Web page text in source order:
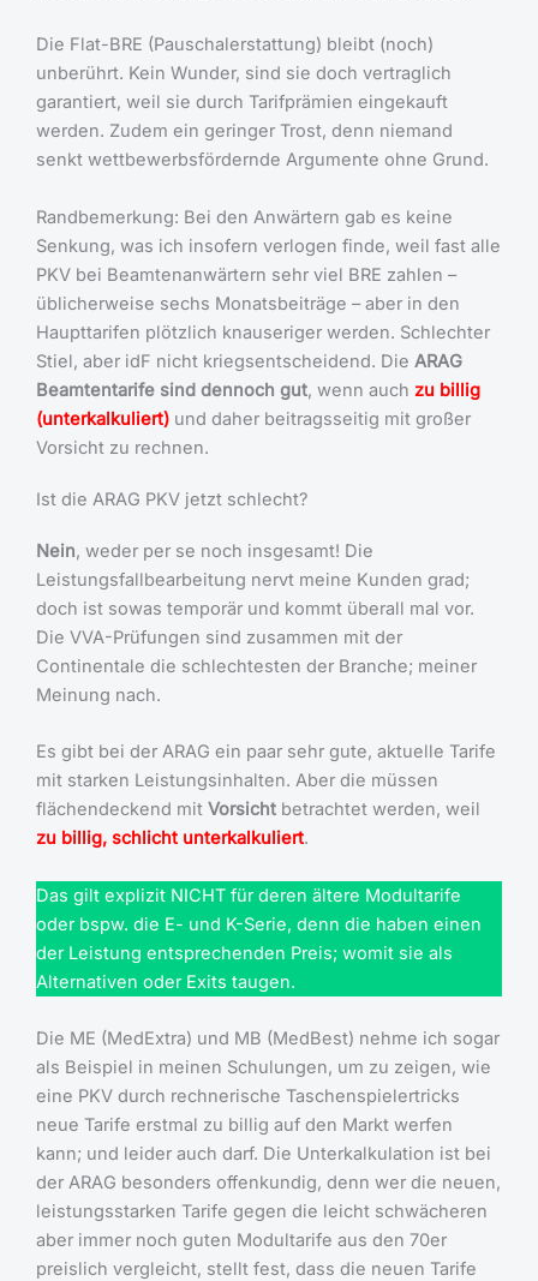
Die Flat-BRE (Pauschalerstattung) bleibt (noch)
unberührt. Kein Wunder, sind sie doch vertraglich
garantiert, weil sie durch Tarifprämien eingekauft
werden. Zudem ein geringer Trost, denn niemand
senkt wettbewerbsfördernde Argumente ohne Grund.
Randbemerkung: Bei den Anwärtern gab es keine
Senkung, was ich insofern verlogen finde, weil fast alle
PKV bei Beamtenanwärtern sehr viel BRE zahlen –
üblicherweise sechs Monatsbeiträge – aber in den
Haupttarifen plötzlich knauseriger werden. Schlechter
Stiel, aber idF nicht kriegsentscheidend. Die ARAG
Beamtentarife sind dennoch gut, wenn auch zu billig
(unterkalkuliert) und daher beitragsseitig mit großer
Vorsicht zu rechnen.
Ist die ARAG PKV jetzt schlecht?
Nein, weder per se noch insgesamt! Die
Leistungsfallbearbeitung nervt meine Kunden grad;
doch ist sowas temporär und kommt überall mal vor.
Die VVA-Prüfungen sind zusammen mit der
Continentale die schlechtesten der Branche; meiner
Meinung nach.
Es gibt bei der ARAG ein paar sehr gute, aktuelle Tarife
mit starken Leistungsinhalten. Aber die müssen
flächendeckend mit Vorsicht betrachtet werden, weil
zu billig, schlicht unterkalkuliert.
Das gilt explizit NICHT für deren ältere Modultarife
oder bspw. die E- und K-Serie, denn die haben einen
der Leistung entsprechenden Preis; womit sie als
Alternativen oder Exits taugen.
Die ME (MedExtra) und MB (MedBest) nehme ich sogar
als Beispiel in meinen Schulungen, um zu zeigen, wie
eine PKV durch rechnerische Taschenspielertricks
neue Tarife erstmal zu billig auf den Markt werfen
kann; und leider auch darf. Die Unterkalkulation ist bei
der ARAG besonders offenkundig, denn wer die neuen,
leistungsstarken Tarife gegen die leicht schwächeren
aber immer noch guten Modultarife aus den 70er
preislich vergleicht, stellt fest, dass die neuen Tarife